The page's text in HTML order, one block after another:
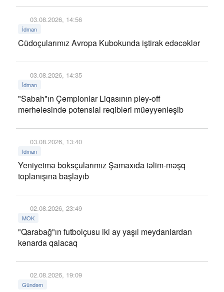
03.08.2026, 14:56
İdman
Cüdoçularımız Avropa Kubokunda iştirak edəcəklər
03.08.2026, 14:35
İdman
"Sabah"ın Çempionlar Liqasının pley-off
mərhələsində potensial rəqibləri müəyyənləşib
03.08.2026, 13:40
İdman
Yeniyetmə boksçularımız Şamaxıda təlim-məşq
toplanışına başlayıb
02.08.2026, 23:49
MOK
"Qarabağ"ın futbolçusu iki ay yaşıl meydanlardan
kənarda qalacaq
02.08.2026, 19:09
Gündəm